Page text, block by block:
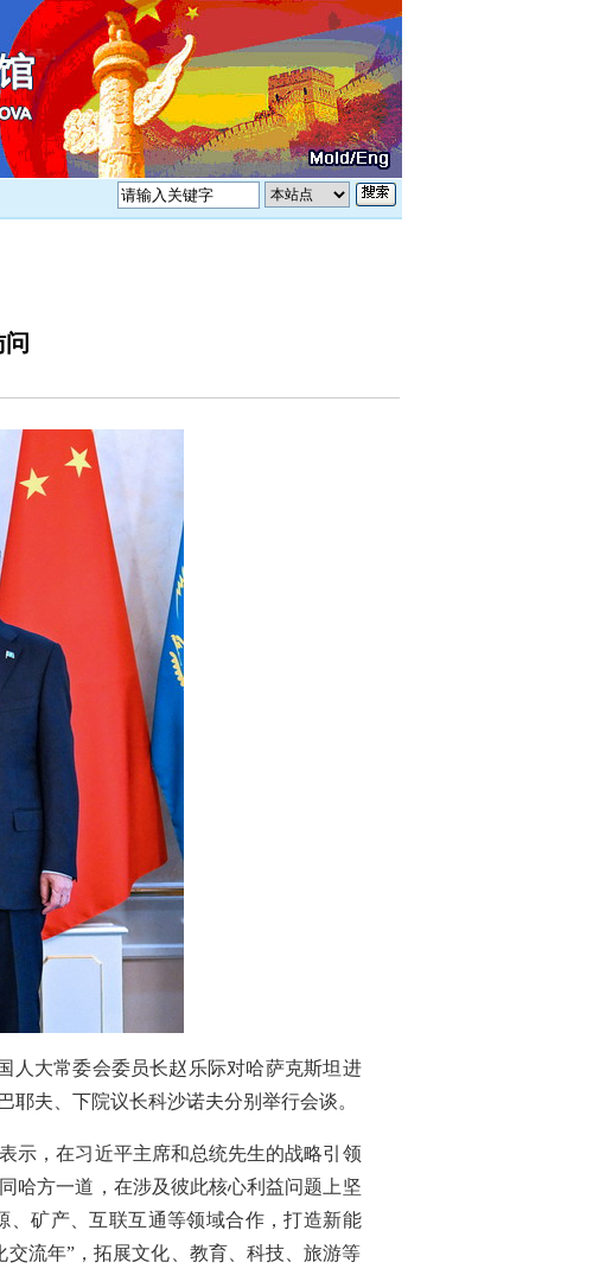
人大常委会委员长赵乐际对哈萨克斯坦进
夫、下院议长科沙诺夫分别举行会谈。
示，在习近平主席和总统先生的战略引领
哈方一道，在涉及彼此核心利益问题上坚
、矿产、互联互通等领域合作，打造新能
流年”，拓展文化、教育、科技、旅游等